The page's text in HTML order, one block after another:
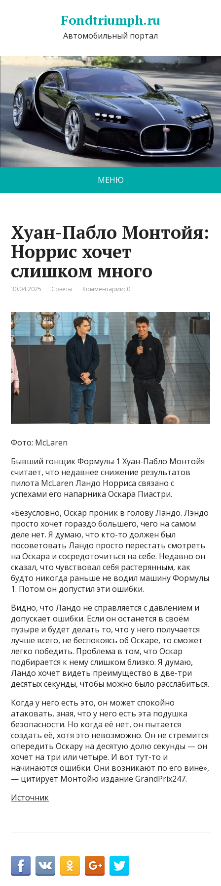
Fondtriumph.ru
Автомобильный портал
МЕНЮ
Хуан-Пабло Монтойя:
Норрис хочет
слишком много
30.04.2025 Советы Комментарии: 0
Фото: McLaren
Бывший гонщик Формулы 1 Хуан-Пабло Монтойя
считает, что недавнее снижение результатов
пилота McLaren Ландо Норриса связано с
успехами его напарника Оскара Пиастри.
«Безусловно, Оскар проник в голову Ландо. Лэндо
просто хочет гораздо большего, чего на самом
деле нет. Я думаю, что кто-то должен был
посоветовать Ландо просто перестать смотреть
на Оскара и сосредоточиться на себе. Недавно он
сказал, что чувствовал себя растерянным, как
будто никогда раньше не водил машину Формулы
1. Потом он допустил эти ошибки.
Видно, что Ландо не справляется с давлением и
допускает ошибки. Если он останется в своём
пузыре и будет делать то, что у него получается
лучше всего, не беспокоясь об Оскаре, то сможет
легко победить. Проблема в том, что Оскар
подбирается к нему слишком близко. Я думаю,
Ландо хочет видеть преимущество в две-три
десятых секунды, чтобы можно было расслабиться.
Когда у него есть это, он может спокойно
атаковать, зная, что у него есть эта подушка
безопасности. Но когда её нет, он пытается
создать её, хотя это невозможно. Он не стремится
опередить Оскару на десятую долю секунды — он
хочет на три или четыре. И вот тут-то и
начинаются ошибки. Они возникают по его вине»,
— цитирует Монтойю издание GrandPrix247.
Источник